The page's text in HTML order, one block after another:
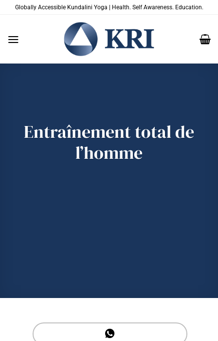
PasserGlobally Accessible Kundalini Yoga | Health. Self Awareness. Education.
Entraînement total de
l’homme